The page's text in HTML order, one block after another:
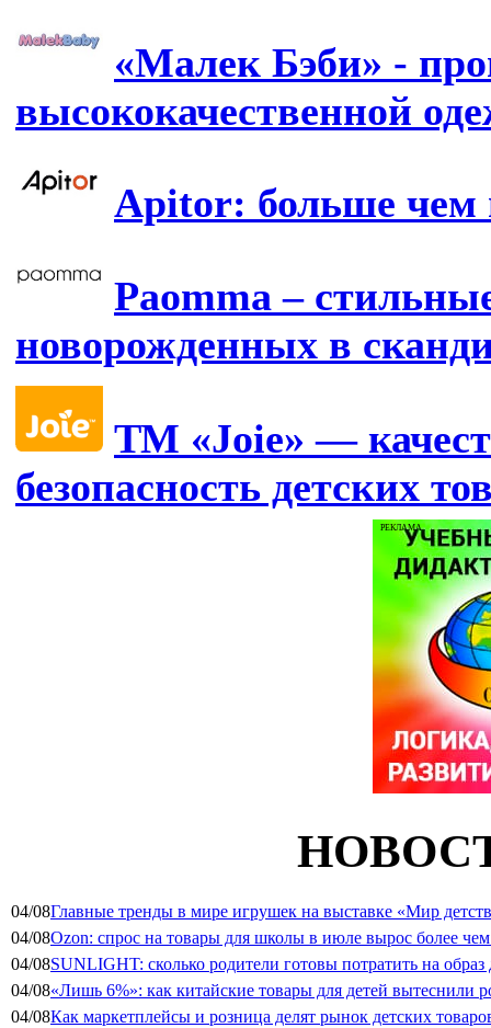
«Малек Бэби» -
высококачественной
Apitor: больше чем
Paomma –
новорожденных в
ТМ «Joie» —
безопасность детских
РЕКЛАМА
04/08Главные тренды в мире игрушек на выставке «Мир
04/08Ozon: спрос на товары для школы в июле вырос более чем
04/08SUNLIGHT: сколько родители готовы потратить на
04/08«Лишь 6%»: как китайские товары для детей вытеснили
04/08Как маркетплейсы и розница делят рынок детских